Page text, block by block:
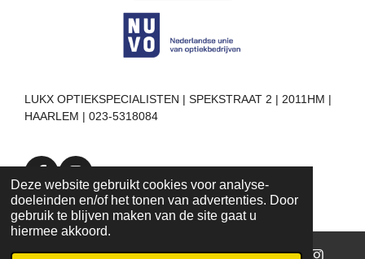
Deze website gebruikt cookies voor analyse-
doeleinden en/of het tonen van advertenties. Door
gebruik te blijven maken van de site gaat u
hiermee akkoord.
LUKX OPTIEKSPECIALISTEN | SPEKSTRAAT 2 | 2011HM |
HAARLEM | 023-5318084
F
a
c
e
I
n
s
t